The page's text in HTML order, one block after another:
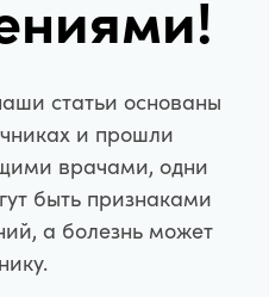
статьи основаны
и прошли
врачами, одни
быть признаками
а болезнь может